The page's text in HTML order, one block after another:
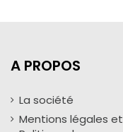
A PROPOS
La société
Mentions légales et